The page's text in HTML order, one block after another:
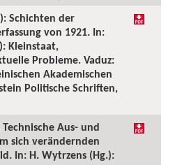
Schichten der
von 1921. In:
Kleinstaat,
Probleme. Vaduz:
Akademischen
Politische Schriften,
Aus- und
sich verändernden
In: H. Wytrzens (Hg.):